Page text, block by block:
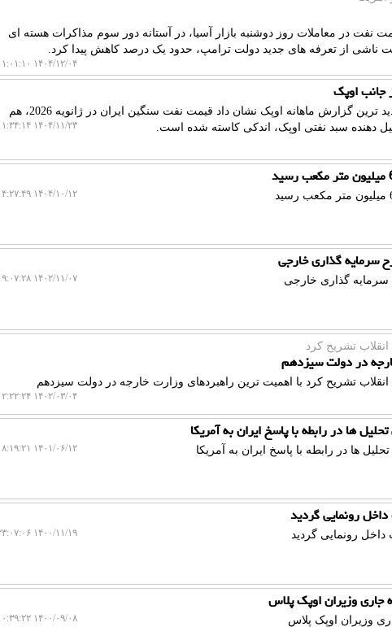
نفت در معاملات روز دوشنبه بازار آسیا، در آستانه دور سوم مذاکرات هسته ای
ناشی از تعرفه های جدید دولت ترامپ، حدود یک درصد کاهش پیدا کرد.
۱۴۰۴/۱۲/۰۴ ۱۱:۰۱:۱۰
جانب اوپک
به گزارش خبرگزاری نفت و گاز، جدید ترین گزارش ماهانه اوپک نشان داد قیمت نفت سنگین ایران در ژانویه 2026، هم
دهنده سبد نفتی اوپک، اندکی کاسته شده است.
۱۴۰۴/۱۱/۲۳ ۱۱:۳۴:۱۴
۱۴۰۴/۱۰/۱۲ ۱۴:۲۷:۴۹
۱۴۰۲/۱۱/۰۷ ۰۹:۰۷:۲۸
انقلاب تشریح كرد
در دولت سیزدهم
انقلاب تشریح كرد با اهمیت ترین راهبردهای وزارت خارجه در دولت سیزدهم
۱۴۰۲/۰۳/۰۴ ۱۲:۲۲:۲۴
ها در رابطه با پاسخ ایران به آمریکا
ها در رابطه با پاسخ ایران به آمریکا ۱۴۰۱/۰۶/۱۲ ۱۸:۱۹:۲۱
رونمایی گردید
رونمایی گردید ۱۴۰۰/۱۱/۱۹ ۲۳:۰۷:۰۶
جاری وزیران اوپک پلاس
وزیران اوپک پلاس ۱۴۰۰/۰۹/۰۸ ۱۰:۳۹:۲۲